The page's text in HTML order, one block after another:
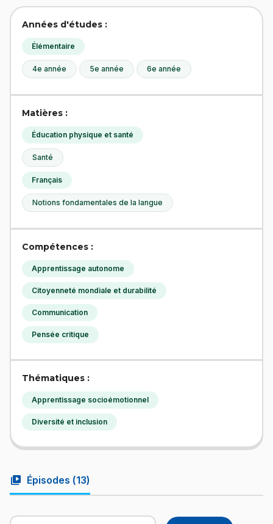
Années d'études :
Élémentaire
4e année 5e année 6e année
Matières :
Éducation physique et santé
Santé
Français
Notions fondamentales de la langue
Compétences :
Apprentissage autonome
Citoyenneté mondiale et durabilité
Communication
Pensée critique
Thématiques :
Apprentissage socioémotionnel
Diversité et inclusion
video_library Épisodes (13)